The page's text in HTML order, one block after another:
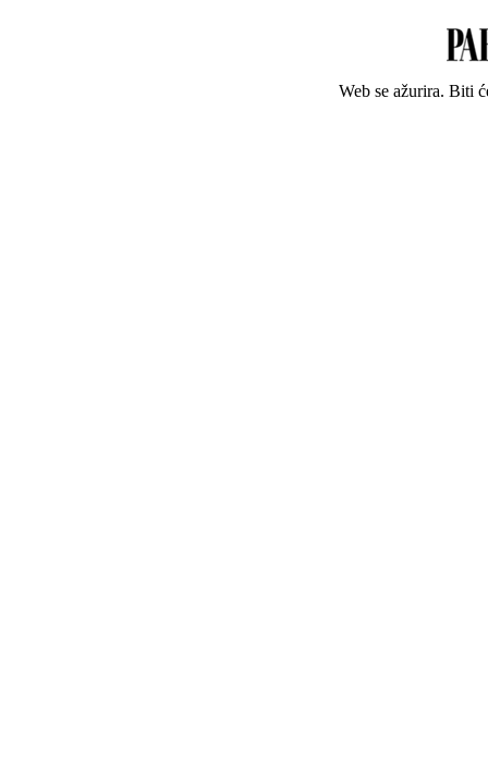
Web se ažurira. Biti